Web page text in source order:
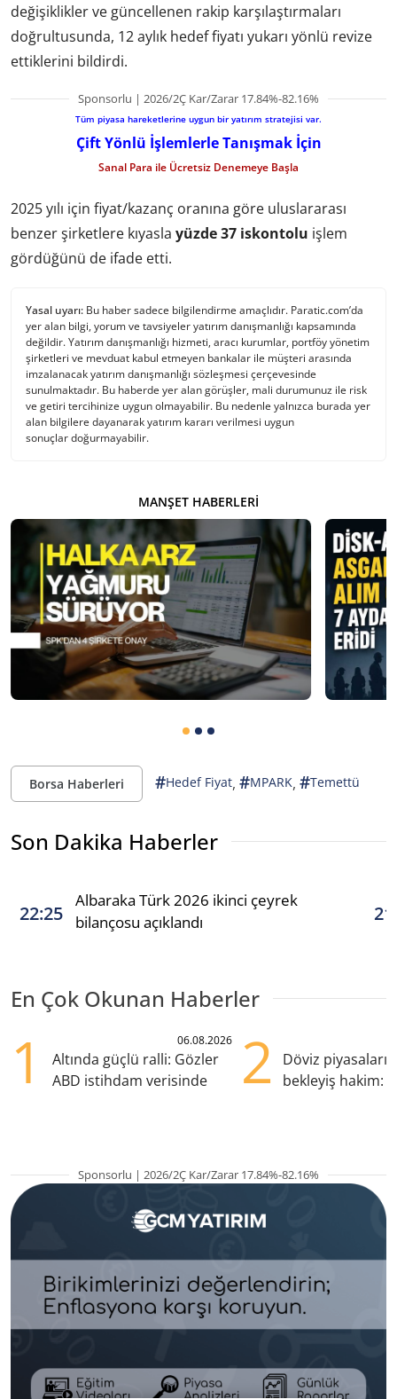
değişiklikler ve güncellenen rakip karşılaştırmaları
doğrultusunda, 12 aylık hedef fiyatı yukarı yönlü revize
ettiklerini bildirdi.
Sponsorlu | 2026/2Ç Kar/Zarar 17.84%-82.16%
Tüm piyasa hareketlerine uygun bir yatırım stratejisi var.
Çift Yönlü İşlemlerle Tanışmak İçin
Sanal Para ile Ücretsiz Denemeye Başla
2025 yılı için fiyat/kazanç oranına göre uluslararası
benzer şirketlere kıyasla yüzde 37 iskontolu işlem
gördüğünü de ifade etti.
Yasal uyarı: Bu haber sadece bilgilendirme amaçlıdır. Paratic.com’da
yer alan bilgi, yorum ve tavsiyeler yatırım danışmanlığı kapsamında
değildir. Yatırım danışmanlığı hizmeti, aracı kurumlar, portföy yönetim
şirketleri ve mevduat kabul etmeyen bankalar ile müşteri arasında
imzalanacak yatırım danışmanlığı sözleşmesi çerçevesinde
sunulmaktadır. Bu haberde yer alan görüşler, mali durumunuz ile risk
ve getiri tercihinize uygun olmayabilir. Bu nedenle yalnızca burada yer
alan bilgilere dayanarak yatırım kararı verilmesi uygun
sonuçlar doğurmayabilir.
MANŞET HABERLERI
Borsa Haberleri #Hedef Fiyat, #MPARK, #Temettü
Son Dakika Haberler
22:25
Albaraka Türk 2026 ikinci çeyrek
bilançosu açıklandı
En Çok Okunan Haberler
1 06.08.2026
Altında güçlü ralli: Gözler
ABD istihdam verisinde
2
Döviz
bekleyiş hakim:
Sponsorlu | 2026/2Ç Kar/Zarar 17.84%-82.16%